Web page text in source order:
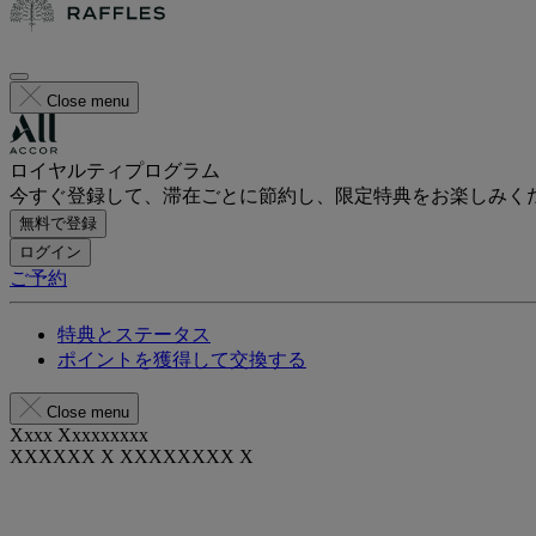
Close menu
ロイヤルティプログラム
今すぐ登録して、滞在ごとに節約し、限定特典をお楽しみく
無料で登録
ログイン
ご予約
特典とステータス
ポイントを獲得して交換する
Close menu
Xxxx Xxxxxxxxx
XXXXXX X XXXXXXXX X